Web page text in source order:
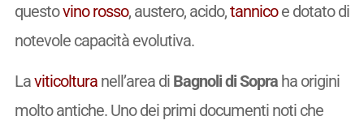
questovino rosso, austero, acido,tannicoe dotato di
notevole capacità evolutiva.
Laviticolturanell’area di Bagnoli di Sopraha origini
molto antiche. Uno dei primi documenti noti che